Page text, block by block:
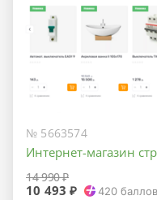
№ 5663574
Интернет-магазин
14 990 ₽
10 493 ₽ 420